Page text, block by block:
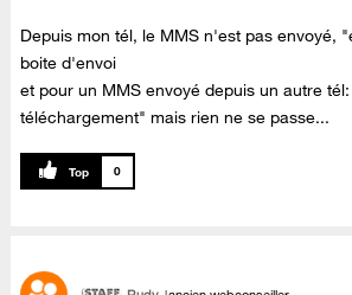
Depuis mon tél, le MMS n'est pas envoyé,
boite d'envoi
et pour un MMS envoyé depuis un autre
téléchargement" mais rien ne se passe...
0